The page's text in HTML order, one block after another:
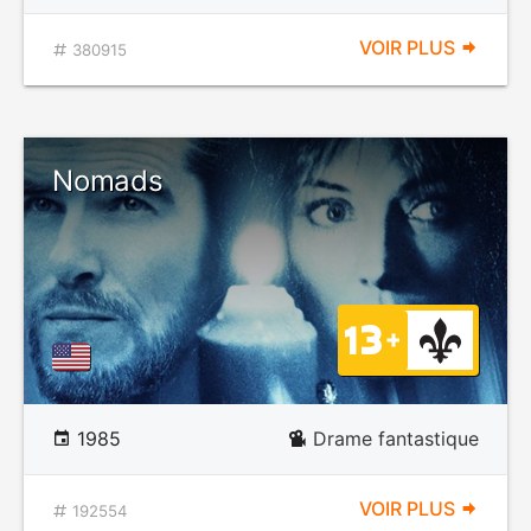
380915 VOIR PLUS
Nomads
1985 Drame fantastique
192554 VOIR PLUS